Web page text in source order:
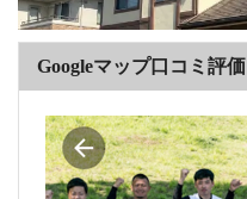
Googleマップ口コミ評価